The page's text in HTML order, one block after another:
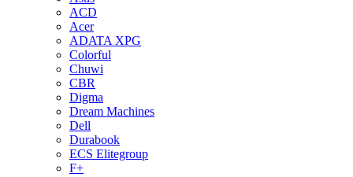
ACD
Acer
ADATA XPG
Colorful
Chuwi
CBR
Digma
Dream Machines
Dell
Durabook
ECS Elitegroup
F+